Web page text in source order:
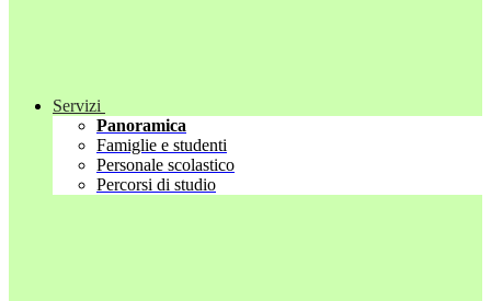
Servizi
Panoramica
Famiglie e studenti
Personale scolastico
Percorsi di studio